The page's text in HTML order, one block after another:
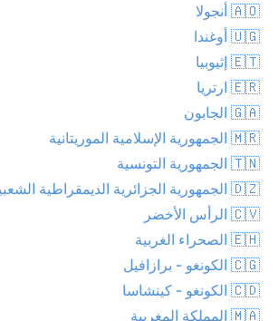
🇦🇴 أنجولا
🇺🇬 أوغندا
🇪🇹 إثيوبيا
🇪🇷 ارتريا
🇬🇦 الجابون
🇲🇷 الجمهورية الإسلامية الموريتانية
🇹🇳 الجمهورية التونسية
🇩🇿 الجمهورية الجزائرية الديمقراطية الشعبية
🇨🇻 الرأس الأخضر
🇪🇭 الصحراء الغربية
🇨🇬 الكونغو - برازافيل
🇨🇩 الكونغو - كينشاسا
🇲🇦 المملكة المغربية